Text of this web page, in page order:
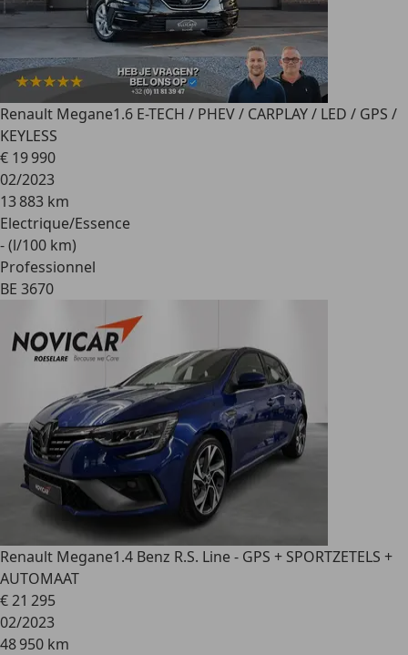
Renault Megane1.6 E-TECH / PHEV / CARPLAY / LED / GPS /
KEYLESS
€ 19 990
02/2023
13 883 km
Electrique/Essence
- (l/100 km)
Professionnel
BE 3670
Renault Megane1.4 Benz R.S. Line - GPS + SPORTZETELS +
AUTOMAAT
€ 21 295
02/2023
48 950 km